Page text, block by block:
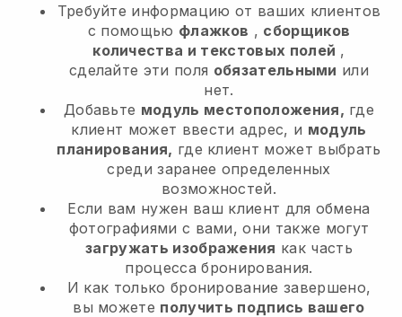
Требуйте информацию от ваших клиентов
с помощью флажков , сборщиков
количества и текстовых полей ,
сделайте эти поля обязательными или
нет.
Добавьте модуль местоположения, где
клиент может ввести адрес, и модуль
планирования, где клиент может выбрать
среди заранее определенных
возможностей.
Если вам нужен ваш клиент для обмена
фотографиями с вами, они также могут
загружать изображения как часть
процесса бронирования.
И как только бронирование завершено,
вы можете получить подпись вашего